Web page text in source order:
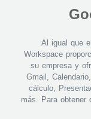
Al igual que
Workspace
su empresa y
Gmail,
cálculo,
más. Para obtener